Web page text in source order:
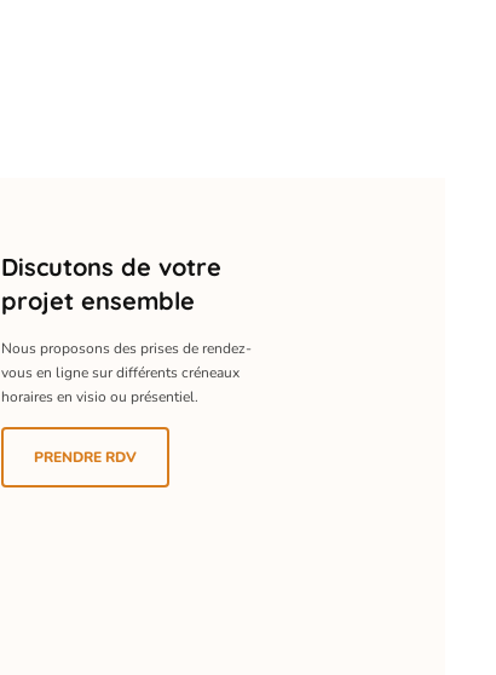
Discutons de votre
projet ensemble
Nous proposons des prises de rendez-
vous en ligne sur différents créneaux
horaires en visio ou présentiel.
PRENDRE RDV